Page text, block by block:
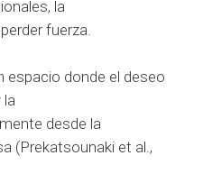
la
fuerza.
espacio donde el deseo
la
desde la
(Prekatsounaki et al.,